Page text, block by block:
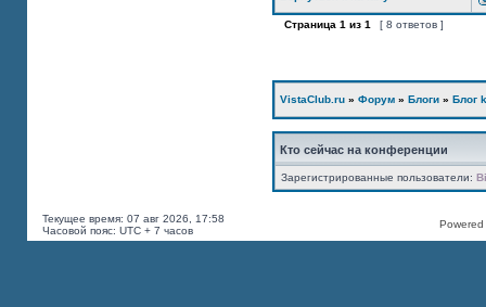
Страница 1 из 1 [ 8 ответов ]
VistaClub.ru » Форум » Блоги » Блог
Кто сейчас на конференции
Зарегистрированные пользователи:
Текущее время: 07 авг 2026, 17:58
Часовой пояс: UTC + 7 часов